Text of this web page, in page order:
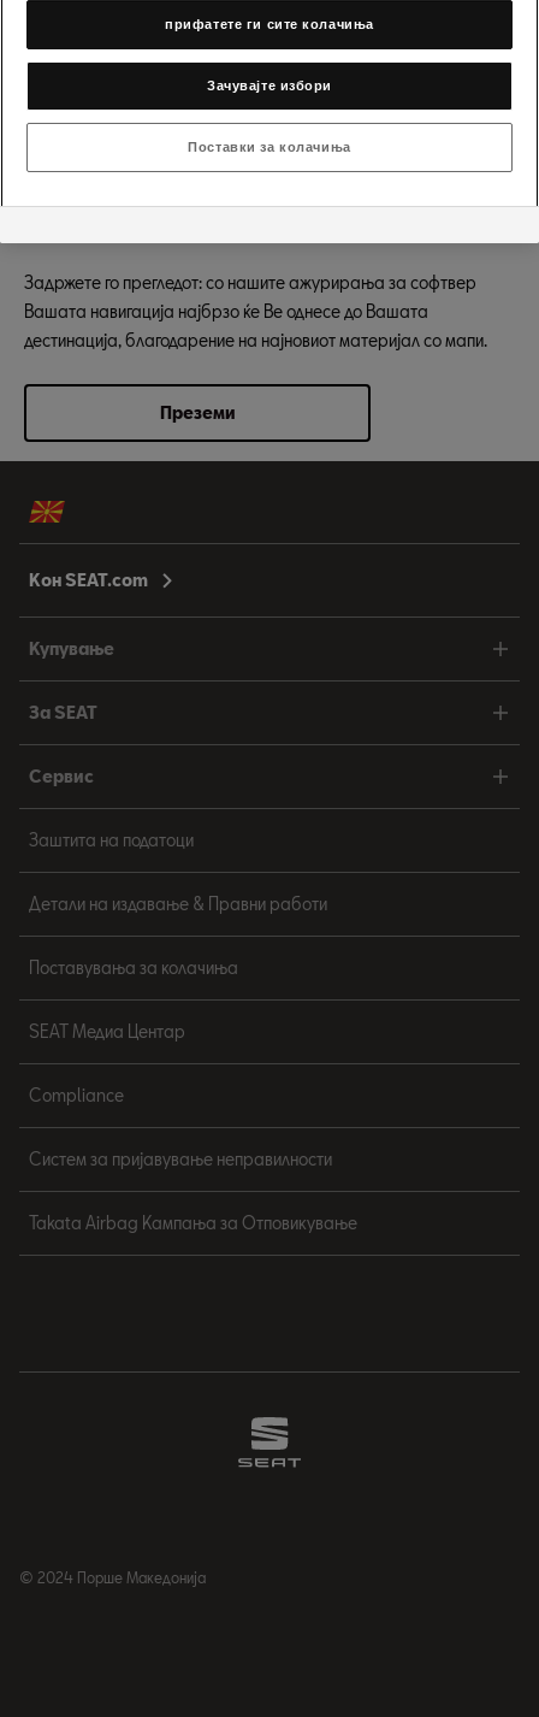
Навигациски Ажурирања
Секогаш на
правилниот пат.
Задржете го прегледот: со нашите ажурирања за софтвер
Вашата навигација најбрзо ќе Ве однесе до Вашата
дестинација, благодарение на најновиот материјал со мапи.
Преземи
Кон SEAT.com
Купување
За SEAT
Сервис
Заштита на податоци
Детали на издавање & Правни работи
Поставувања за колачиња
SEAT Медиа Центар
Compliance
Систем за пријавување неправилности
Takata Airbag Кампања за Отповикување
© 2024 Порше Македонија
прифатете ги сите колачиња
Зачувајте избори
Поставки за колачиња